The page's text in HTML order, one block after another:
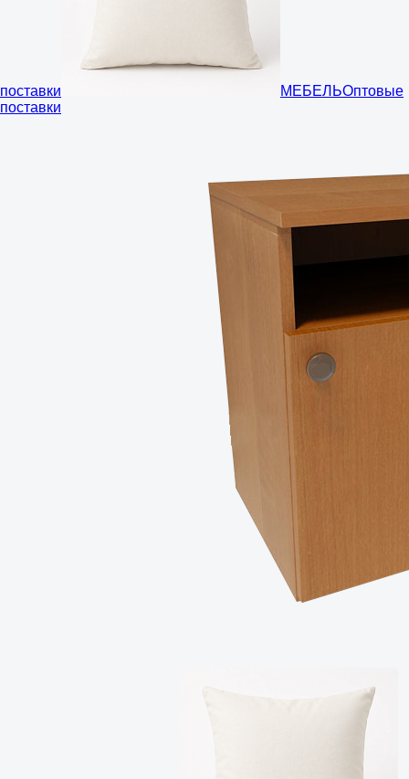
поставки МЕБЕЛЬОптовые
поставки